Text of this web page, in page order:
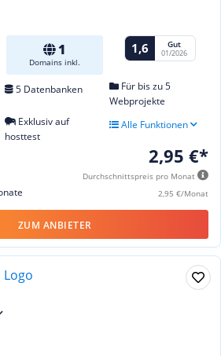
1
Domains inkl.
1,6 Gut
01/2026
5 Datenbanken
Für bis zu 5
Webprojekte
Exklusiv auf
hosttest
Alle Funktionen
2,95 €*
Durchschnittspreis pro Monat
2,95 €/Monat
ZUM ANBIETER